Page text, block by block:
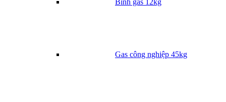
Bình gas 12kg
Gas công nghiệp 45kg